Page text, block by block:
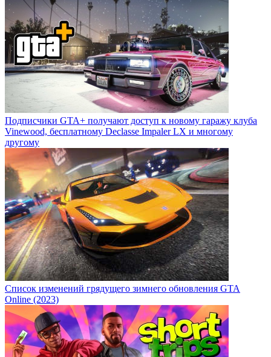
Подписчики GTA+ получают доступ к новому гаражу клуба
Vinewood, бесплатному Declasse Impaler LX и многому
другому
Список изменений грядущего зимнего обновления GTA
Online (2023)